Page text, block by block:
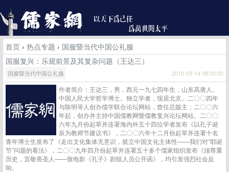
首页 › 热点专题 › 国服暨当代中国公礼服
国服复兴：乐观前景及其复杂问题（王达三）
国服暨当代中国公礼服 2010-03-14 08:00:00
作者简介：王达三，男，西元一九七四年生，山东高唐人。
中国人民大学哲学博士。独立学者，现居北京。二〇〇四年
与陈明等人创办儒学联合论坛网站，曾任总版主；二〇〇六
年起，创办并主持中国儒教网暨儒教复兴论坛网站。二〇〇
六年九月份起草并连署海内外五十四位学者发布《以孔子诞
辰为教师节建议书》，二〇〇六年十二月份起草并连署十名
青年博士生发布了《走出文化集体无意识，挺立中国文化主体性——我们对“耶诞
节”问题的看法》，二〇〇九年四月份起草并连署五十多个儒家组织发布《须尊重
历史，宜敬畏圣人——致电影《孔子》剧组人员公开函》，均引发强烈社会反
响。